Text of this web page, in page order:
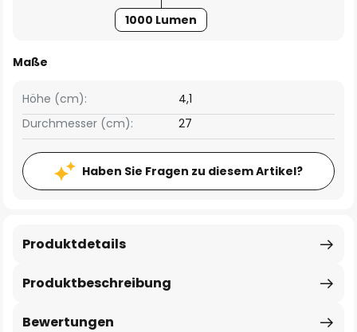
1000 Lumen
Maße
Höhe (cm):
4,1
Durchmesser (cm):
27
Haben Sie Fragen zu diesem Artikel?
Produktbeschreibung
Produktdetails
Bewertungen